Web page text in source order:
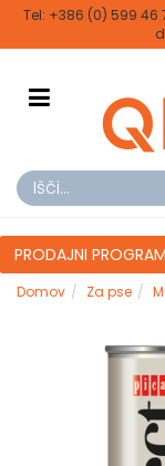
Tel: +386 (0) 599
PRODAJNI PROGRAM
Domov Za pse